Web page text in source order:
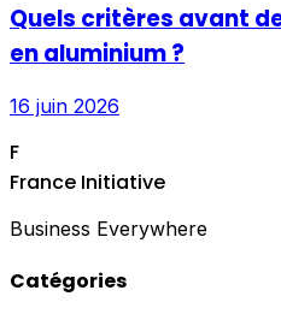
Quels critères avant
en aluminium ?
16 juin 2026
F
France Initiative
Business Everywhere
Catégories